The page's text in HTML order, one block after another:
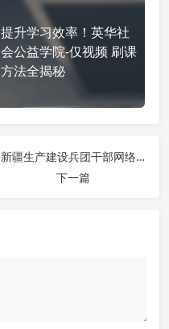
提升学习效率！英华社
会公益学院-仅视频 刷课
方法全揭秘
新疆生产建设兵团干部网络学院-专题班 https://xjbt.gwypx.com.cn/ 课程学习无压力！教你高效刷题技巧
下一篇